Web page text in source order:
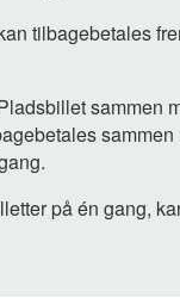
tilbagebetales
sammen
på én gang,